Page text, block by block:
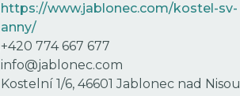
https://www.jablonec.com/kostel-sv-
anny/
+420 774 667 677
info@jablonec.com
Kostelní 1/6, 46601 Jablonec nad Nisou